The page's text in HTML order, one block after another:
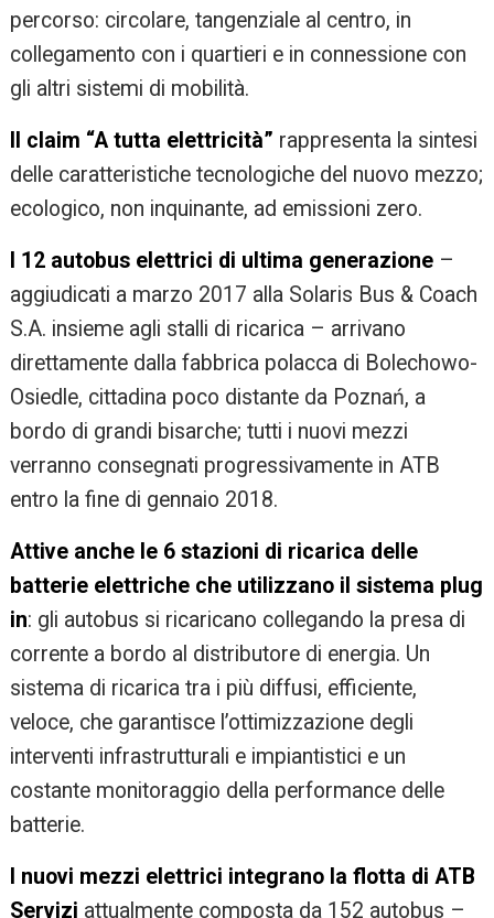
percorso: circolare, tangenziale al centro, in
collegamento con i quartieri e in connessione con
gli altri sistemi di mobilità.
Il claim “A tutta elettricità” rappresenta la sintesi
delle caratteristiche tecnologiche del nuovo mezzo;
ecologico, non inquinante, ad emissioni zero.
I 12 autobus elettrici di ultima generazione –
aggiudicati a marzo 2017 alla Solaris Bus & Coach
S.A. insieme agli stalli di ricarica – arrivano
direttamente dalla fabbrica polacca di Bolechowo-
Osiedle, cittadina poco distante da Poznań, a
bordo di grandi bisarche; tutti i nuovi mezzi
verranno consegnati progressivamente in ATB
entro la fine di gennaio 2018.
Attive anche le 6 stazioni di ricarica delle
batterie elettriche che utilizzano il sistema plug
in: gli autobus si ricaricano collegando la presa di
corrente a bordo al distributore di energia. Un
sistema di ricarica tra i più diffusi, efficiente,
veloce, che garantisce l’ottimizzazione degli
interventi infrastrutturali e impiantistici e un
costante monitoraggio della performance delle
batterie.
I nuovi mezzi elettrici integrano la flotta di ATB
Servizi attualmente composta da 152 autobus –